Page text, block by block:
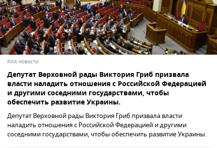
РИА Новости
Депутат Верховной рады Виктория Гриб призвала
власти наладить отношения с Российской Федерацией
и другими соседними государствами, чтобы
обеспечить развитие Украины.
Депутат Верховной рады Виктория Гриб призвала власти
наладить отношения с Российской Федерацией и другими
соседними государствами, чтобы обеспечить развитие Украины.